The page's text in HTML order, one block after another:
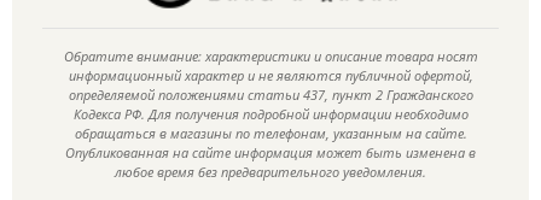
Обратите внимание: характеристики и описание товара носят
информационный характер и не являются публичной офертой,
определяемой положениями статьи 437, пункт 2 Гражданского
Кодекса РФ. Для получения подробной информации необходимо
обращаться в магазины по телефонам, указанным на сайте.
Опубликованная на сайте информация может быть изменена в
любое время без предварительного уведомления.